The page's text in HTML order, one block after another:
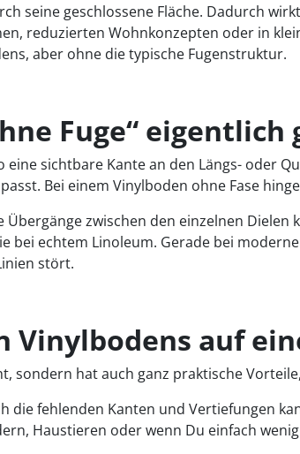
seine geschlossene Fläche. Dadurch
reduzierten Wohnkonzepten oder in
aber ohne die typische Fugenstruktur.
Fuge“ eigentlich
sichtbare Kante an den Längs- oder
Bei einem Vinylboden ohne Fase
zwischen den einzelnen
bei echtem Linoleum. Gerade bei
stört.
Vinylbodens auf
sondern hat auch ganz praktische
die fehlenden Kanten und Vertiefungen
Haustieren oder wenn Du einfach